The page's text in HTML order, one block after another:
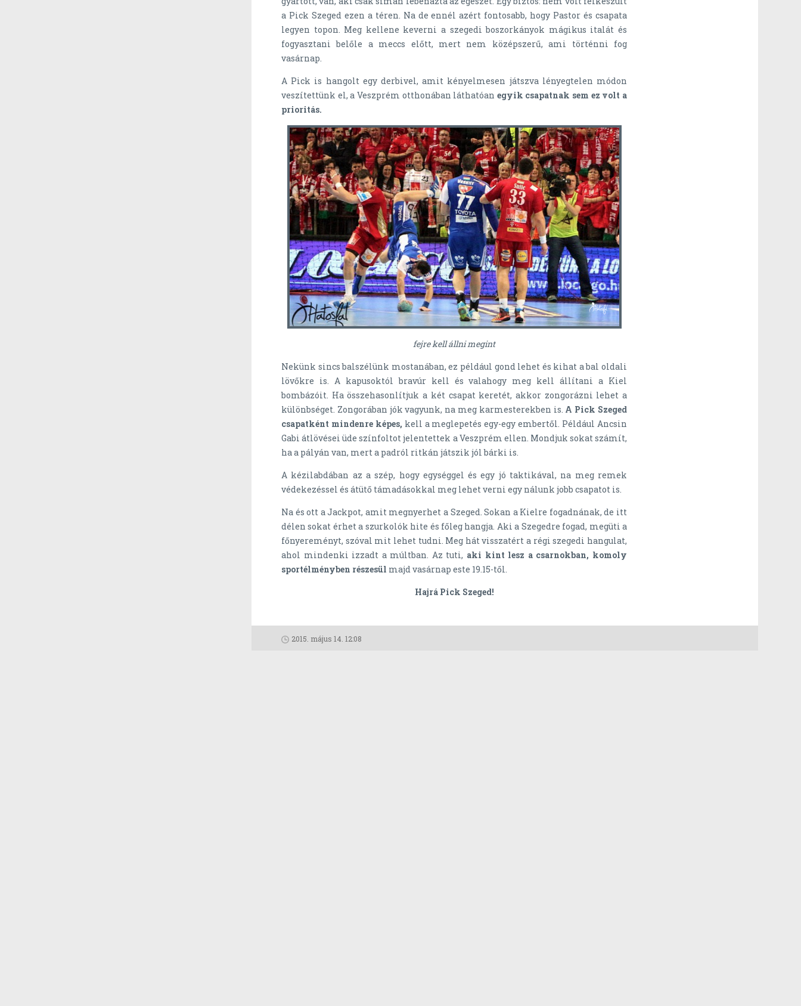
a Pick Szeged ezen a téren. Na de ennél azért fontosabb, hogy Pastor és csapata
legyen topon. Meg kellene keverni a szegedi boszorkányok mágikus italát és
fogyasztani belőle a meccs előtt, mert nem középszerű, ami történni fog
vasárnap.
A Pick is hangolt egy derbivel, amit kényelmesen játszva lényegtelen módon
veszítettünk el, a Veszprém otthonában láthatóan egyik csapatnak sem ez volt a
prioritás.
fejre kell állni megint
Nekünk sincs balszélünk mostanában, ez például gond lehet és kihat a bal oldali
lövőkre is. A kapusoktól bravúr kell és valahogy meg kell állítani a Kiel
bombázóit. Ha összehasonlítjuk a két csapat keretét, akkor zongorázni lehet a
különbséget. Zongorában jók vagyunk, na meg karmesterekben is. A Pick Szeged
csapatként mindenre képes, kell a meglepetés egy-egy embertől. Például Ancsin
Gabi átlövései üde színfoltot jelentettek a Veszprém ellen. Mondjuk sokat számít,
ha a pályán van, mert a padról ritkán játszik jól bárki is.
A kézilabdában az a szép, hogy egységgel és egy jó taktikával, na meg remek
védekezéssel és átütő támadásokkal meg lehet verni egy nálunk jobb csapatot is.
Na és ott a Jackpot, amit megnyerhet a Szeged. Sokan a Kielre fogadnának, de itt
délen sokat érhet a szurkolók hite és főleg hangja. Aki a Szegedre fogad, megüti a
főnyereményt, szóval mit lehet tudni. Meg hát visszatért a régi szegedi hangulat,
ahol mindenki izzadt a múltban. Az tuti, aki kint lesz a csarnokban, komoly
sportélményben részesül majd vasárnap este 19.15-től.
Hajrá Pick Szeged!
2015. május 14. 12:08